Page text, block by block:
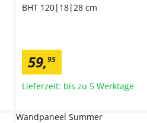
BHT 120|18|28 cm
59,95
Lieferzeit: bis zu 5 Werktage
Wandpaneel Summer